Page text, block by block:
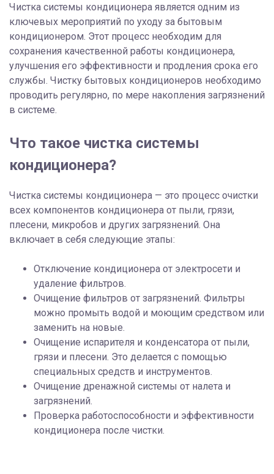
Чистка системы кондиционера является одним из
ключевых мероприятий по уходу за бытовым
кондиционером. Этот процесс необходим для
сохранения качественной работы кондиционера,
улучшения его эффективности и продления срока его
службы. Чистку бытовых кондиционеров необходимо
проводить регулярно, по мере накопления загрязнений
в системе.
Что такое чистка системы
кондиционера?
Чистка системы кондиционера — это процесс очистки
всех компонентов кондиционера от пыли, грязи,
плесени, микробов и других загрязнений. Она
включает в себя следующие этапы:
Отключение кондиционера от электросети и
удаление фильтров.
Очищение фильтров от загрязнений. Фильтры
можно промыть водой и моющим средством или
заменить на новые.
Очищение испарителя и конденсатора от пыли,
грязи и плесени. Это делается с помощью
специальных средств и инструментов.
Очищение дренажной системы от налета и
загрязнений.
Проверка работоспособности и эффективности
кондиционера после чистки.